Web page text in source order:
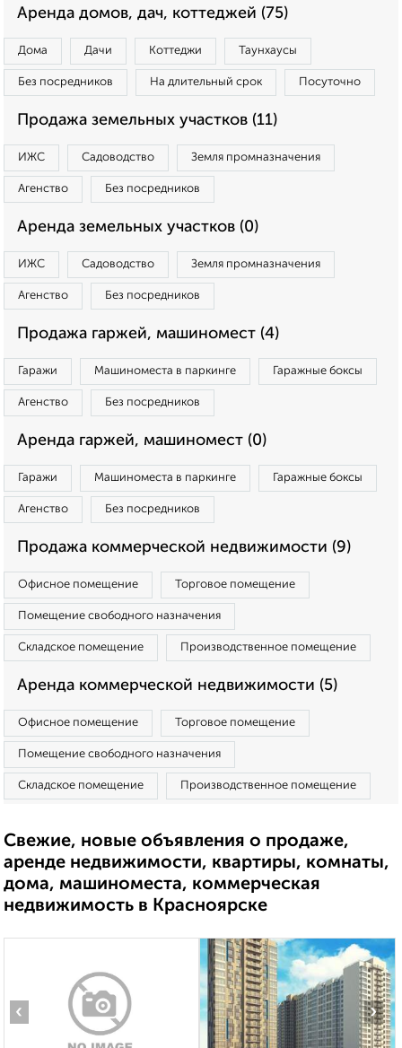
Аренда домов, дач, коттеджей (75)
Дома Дачи Коттеджи Таунхаусы
Без посредников На длительный срок Посуточно
Продажа земельных участков (11)
ИЖС Садоводство Земля промназначения
Агенство Без посредников
Аренда земельных участков (0)
ИЖС Садоводство Земля промназначения
Агенство Без посредников
Продажа гаржей, машиномест (4)
Гаражи Машиноместа в паркинге Гаражные боксы
Агенство Без посредников
Аренда гаржей, машиномест (0)
Гаражи Машиноместа в паркинге Гаражные боксы
Агенство Без посредников
Продажа коммерческой недвижимости (9)
Офисное помещение Торговое помещение
Помещение свободного назначения
Складское помещение Производственное помещение
Аренда коммерческой недвижимости (5)
Офисное помещение Торговое помещение
Помещение свободного назначения
Складское помещение Производственное помещение
Свежие, новые объявления о продаже,
аренде недвижимости, квартиры, комнаты,
дома, машиноместа, коммерческая
недвижимость в Красноярске
‹ ›